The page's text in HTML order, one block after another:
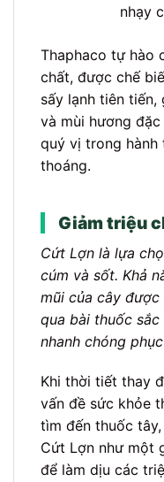
nhạy
Thaphaco tự hào
chất, được chế
sấy lạnh tiên
và mùi hương
quý vị trong
thoáng.
Giảm triệu
Cứt Lợn là lựa
cúm và sốt. Khả
mũi của cây
qua bài thuốc
nhanh chóng
Khi thời tiết thay
vấn đề sức khỏe
tìm đến thuốc
Cứt Lợn như một
để làm dịu các